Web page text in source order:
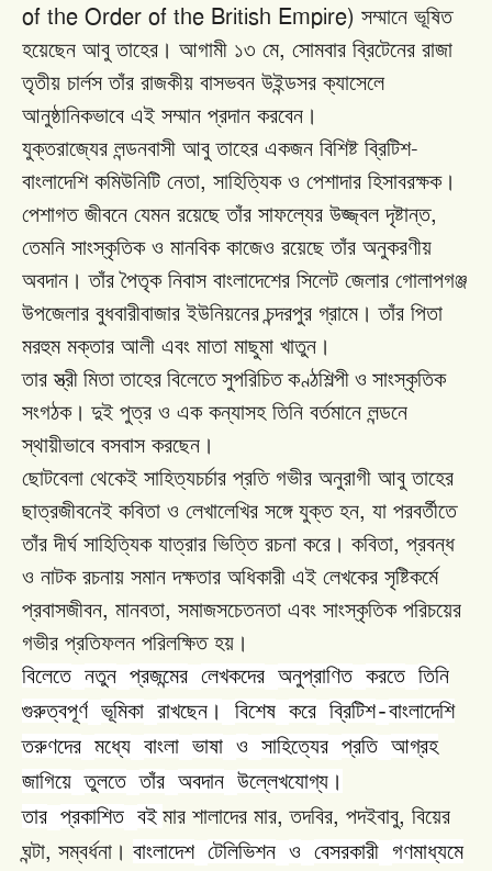
of the Order of the British Empire) সম্মানে ভূষিত
হয়েছেন আবু তাহের । আগামী ১৩ মে, সোমবার ব্রিটেনের রাজা
তৃতীয় চার্লস তাঁর রাজকীয় বাসভবন উইন্ডসর ক্যাসেলে
আনুষ্ঠানিকভাবে এই সম্মান প্রদান করবেন।
যুক্তরাজ্যের লন্ডনবাসী আবু তাহের একজন বিশিষ্ট ব্রিটিশ-
বাংলাদেশি কমিউনিটি নেতা, সাহিত্যিক ও পেশাদার হিসাবরক্ষক।
পেশাগত জীবনে যেমন রয়েছে তাঁর সাফল্যের উজ্জ্বল দৃষ্টান্ত,
তেমনি সাংস্কৃতিক ও মানবিক কাজেও রয়েছে তাঁর অনুকরণীয়
অবদান। তাঁর পৈতৃক নিবাস বাংলাদেশের সিলেট জেলার গোলাপগঞ্জ
উপজেলার বুধবারীবাজার ইউনিয়নের চন্দরপুর গ্রামে। তাঁর পিতা
মরহুম মক্তার আলী এবং মাতা মাছুমা খাতুন।
তার স্ত্রী মিতা তাহের বিলেতে সুপরিচিতকণ্ঠশিল্পী ও সাংস্কৃতিক
সংগঠক। দুই পুত্র ও এক কন্যাসহ তিনি বর্তমানে লন্ডনে
স্থায়ীভাবে বসবাস করছেন।
ছোটবেলা থেকেই সাহিত্যচর্চার প্রতি গভীর অনুরাগী আবু তাহের
ছাত্রজীবনেই কবিতা ও লেখালেখির সঙ্গে যুক্ত হন, যা পরবর্তীতে
তাঁর দীর্ঘ সাহিত্যিক যাত্রার ভিত্তি রচনা করে। কবিতা, প্রবন্ধ
ও নাটক রচনায় সমান দক্ষতার অধিকারী এই লেখকের সৃষ্টিকর্মে
প্রবাসজীবন, মানবতা, সমাজসচেতনতা এবং সাংস্কৃতিক পরিচয়ের
গভীর প্রতিফলন পরিলক্ষিত হয়।
বিলেতে নতুন প্রজন্মের লেখকদের অনুপ্রাণিত করতে তিনি
গুরুত্বপূর্ণ ভূমিকা রাখছেন। বিশেষ করে ব্রিটিশ-বাংলাদেশি
তরুণদের মধ্যে বাংলা ভাষা ও সাহিত্যের প্রতি আগ্রহ
জাগিয়ে তুলতে তাঁর অবদান উল্লেখযোগ্য।
তার প্রকাশিত বইমার শালাদের মার,তদবির, পদইবাবু, বিয়ের
ঘন্টা, সম্বর্ধনা। বাংলাদেশ টেলিভিশন ও বেসরকারী গণমাধ্যমে